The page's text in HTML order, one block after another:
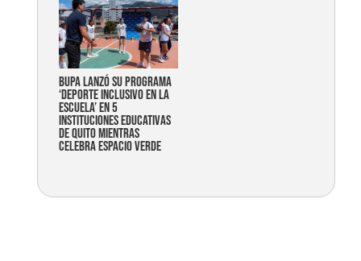
Bupa lanzó su programa
‘Deporte Inclusivo en la
Escuela’ en 5
instituciones educativas
de Quito mientras
celebra espacio verde